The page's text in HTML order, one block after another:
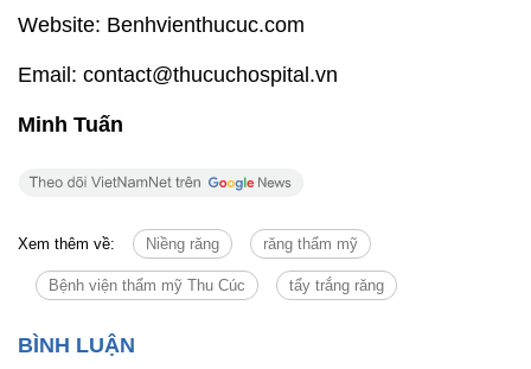
Website: Benhvienthucuc.com
Email: contact@thucuchospital.vn
Minh Tuấn
Xem thêm về: Niềng răng răng thẩm mỹ
Bệnh viện thẩm mỹ Thu Cúc tẩy trắng răng